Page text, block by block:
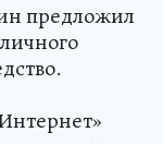
предложил